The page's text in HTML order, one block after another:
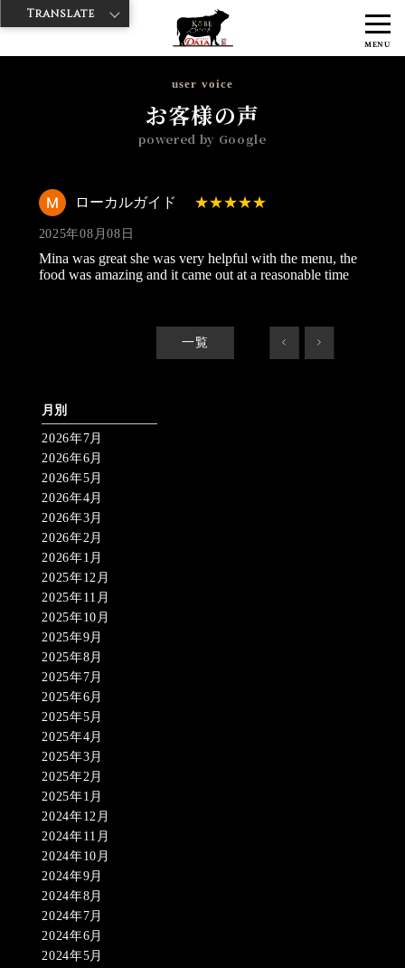
MENU
神戸牛ダイヤ > 神戸牛ダイア 浅草国際通り店 >ロ
user voice
お客様の声
powered by Google
ローカルガイド
2025年08月08日
Mina was great she was very helpful with the menu, the
food was amazing and it came out at a reasonable time
一覧 < >
月別
2026年7月
2026年6月
2026年5月
2026年4月
2026年3月
2026年2月
2026年1月
2025年12月
2025年11月
2025年10月
2025年9月
2025年8月
2025年7月
2025年6月
2025年5月
2025年4月
2025年3月
2025年2月
2025年1月
2024年12月
2024年11月
2024年10月
2024年9月
2024年8月
2024年7月
2024年6月
2024年5月
Translate